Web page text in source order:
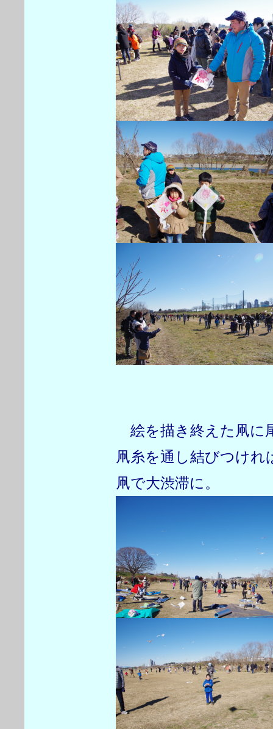
絵を描き終えた凧に
凧糸を通し結びつけれ
凧で大渋滞に。